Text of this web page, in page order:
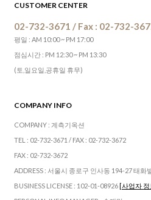
CUSTOMER CENTER
02-732-3671 / Fax : 02-732-
평일 : AM 10:00 ~ PM 17:00
점심시간 : PM 12:30 ~ PM 13:30
(토,일요일,공휴일 휴무)
COMPANY INFO
COMPANY : 계측기옥션
TEL : 02-732-3671 / FAX : 02-732-3672
FAX : 02-732-3672
ADDRESS : 서울시 종로구 인사동 194-27 태화
BUSINESS LICENSE : 102-01-08926[사업자 정